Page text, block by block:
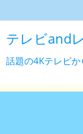
テレビand
話題の4Kテレビ